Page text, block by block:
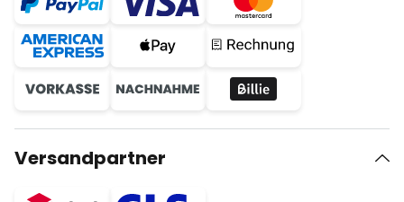
Versandpartner